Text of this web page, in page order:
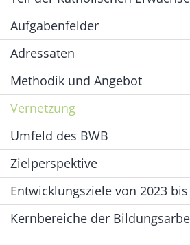
Aufgabenfelder
Adressaten
Methodik und Angebot
Vernetzung
Umfeld des BWB
Zielperspektive
Entwicklungsziele von 2023
Kernbereiche der